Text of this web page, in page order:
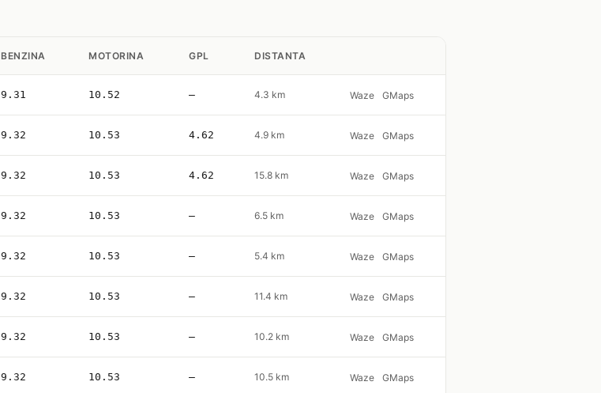
BENZINA MOTORINA GPL DISTANTA
9.31 10.52 — 4.3 km Waze GMaps
9.32 10.53 4.62 4.9 km Waze GMaps
9.32 10.53 4.62 15.8 km Waze GMaps
9.32 10.53 — 6.5 km Waze GMaps
9.32 10.53 — 5.4 km Waze GMaps
9.32 10.53 — 11.4 km Waze GMaps
9.32 10.53 — 10.2 km Waze GMaps
9.32 10.53 — 10.5 km Waze GMaps